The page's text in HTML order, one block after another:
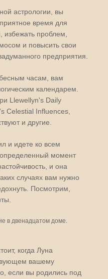
астрологии, вы
время для
избежать проблем,
и повысить свои
предприятия.
часам, вам
календарем.
Llewellyn's Daily
Celestial Influences,
и другие.
и идете ко всем
момент
и она
случаях вам нужно
Посмотрим,
в двенадцатом доме.
когда Луна
вашему
если вы родились под